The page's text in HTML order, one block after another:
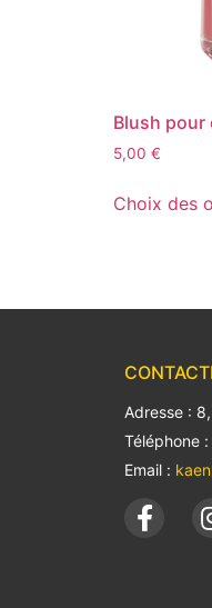
Blush pour
5,00 €
Choix des
Adresse :
Téléphone :
Email :